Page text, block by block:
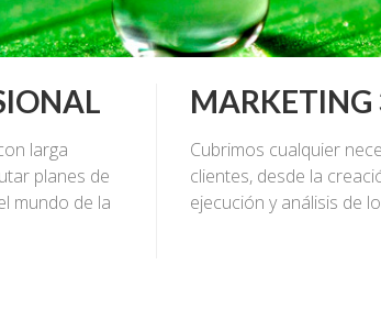
larga
planes de
mundo de la
MARKETING
Cubrimos cualquier
clientes, desde la
ejecución y análisis de